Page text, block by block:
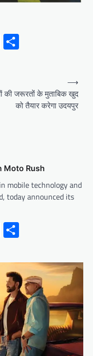
X
की जरूरतों के मुताबिक खुद
को तैयार करेगा उदयपुर
⟶
Moto Rush
mobile technology and
today announced its
X